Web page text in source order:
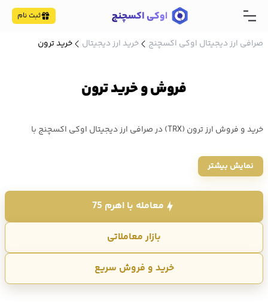
ثبت نام
صرافی ارز دیجیتال اوکی اکسچنج خرید ارز دیجیتال خرید ترون
فروش و خرید ترون
خرید و فروش ارز ترون (TRX) در صرافی ارز دیجیتال اوکی اکسچنج با
معامله می شود که با نرخ تتر امروز معادل 61,291 تومان است.
نمایش بیشتر
معامله با اهرم 75
بازار معاملاتی
خرید و فروش سریع